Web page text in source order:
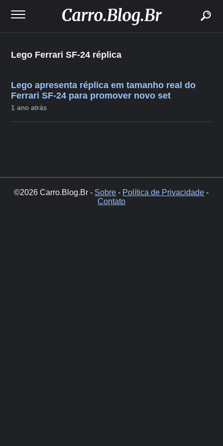
Lego Ferrari SF-24 réplica
Lego apresenta réplica em tamanho real do
Ferrari SF-24 para promover novo set
1 ano atrás
©2026 Carro.Blog.Br - Sobre - Política de Privacidade -
Contato